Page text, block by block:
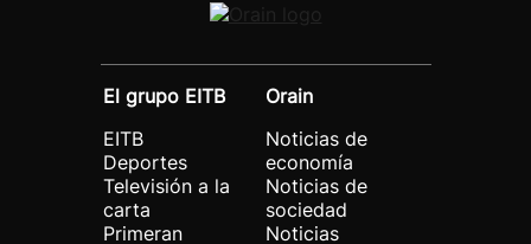
El grupo EITB
EITB
Deportes
Televisión a la
carta
Primeran
Orain
Noticias de
economía
Noticias de
sociedad
Noticias